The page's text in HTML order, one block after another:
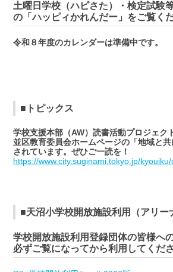
土曜日学校（ハピさた）・検定試験
の「ハッピィかれんだー」をご覧くだ
令和８年度のカレンダーは準備中です。
■トピックス
学校支援本部（AW）読書活動プロジェク
並区教育委員会ホームページの「地域と
されています。ぜひご一読を！
https://www.city.suginami.tokyo.jp/
■天沼小学校開放施設利用（アリー
学校開放施設利用登録団体の皆様へ
必ずご覧になってから利用してくださ